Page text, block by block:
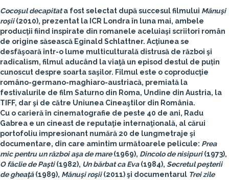
Cocoşul decapitata fost selectat după succesul filmului Mănuşi
roşii(2010), prezentat la ICR Londra în luna mai, ambele
producţii fiind inspirate din romanele aceluiaşi scriitori român
de origine săsească Eginald Schlattner. Acţiunea se
desfăşoară într-o lume multiculturală distrusă de război şi
radicalism, filmul aducând la viaţă un episod destul de puțin
cunoscut despre soarta saşilor. Filmul este o coproducţie
româno-germano-maghiaro-austriacă, premiată la
festivalurile de film Saturno din Roma, Undine din Austria, la
TIFF, dar şi de către Uniunea Cineaştilor din România.
Cu o carieră în cinematografie de peste 40 de ani, Radu
Gabrea e un cineast de reputaţie internaţională, al cărui
portofoliu impresionant numără 20 de lungmetraje şi
documentare, din care amintim următoarele pelicule: Prea
mic pentru un război aşa de mare(1969), Dincolo de nisipuri(1973),
O făclie de Paşti(1982), Un bărbat ca Eva(1984), Secretul peşterii
de gheaţă(1989), Mănuşi roşii(2011) şi documentarul Trei zile